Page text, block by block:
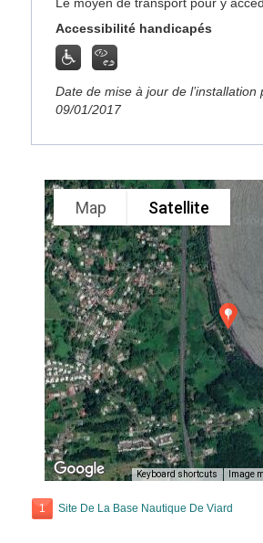
Accessibilité handicapés
Date de mise à jour de l’installation
09/01/2017
Map Satellite
Keyboard shortcuts Image
1 Site De La Base Nautique De Viard